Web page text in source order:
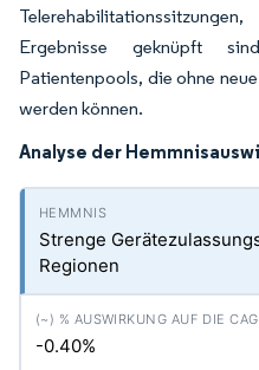
Ergebnisse geknüpft
Patientenpools, die ohne
werden können.
Analyse der
Strenge
Regionen
-0.40%